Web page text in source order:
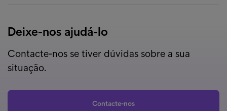
Deixe-nos ajudá-lo
Contacte-nos se tiver dúvidas sobre a sua
situação.
Contacte-nos